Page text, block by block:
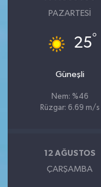
PAZARTESI
25°
Güneşli
Nem: %46
Rüzgar: 6.69 m/s
12 AĞUSTOS
ÇARŞAMBA